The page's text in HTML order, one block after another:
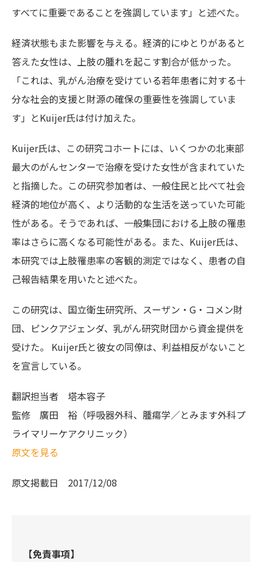
すべてに重要であることを強調しています」と述べた。
経済状態もまた影響を与える。経済的にゆとりがあると
答えた女性は、上肢の腫れを起こす割合が低かった。
「これは、乳がん治療を受けている若年患者に対する十
分な社会的支援と財源の確保の重要性を強調していま
す」とKuijer氏は付け加えた。
Kuijer氏は、この研究コホートには、いくつかの北東部
最大のがんセンターで治療を受けた女性が含まれていた
と指摘した。この研究参加者は、一般住民と比べて社会
経済的地位が高く、より活動的な生活を送っていた可能
性がある。そうであれば、一般集団における上肢の罹患
率はさらに高くなる可能性がある。また、Kuijer氏は、
本研究では上肢罹患率の客観的測定ではなく、患者の自
己報告結果を用いたと述べた。
この研究は、国立衛生研究所、スーザン・G・コメン財
団、ピンクアジェンダ、乳がん研究財団から資金提供を
受けた。 Kuijer氏と彼女の同僚は、利益相反がないこと
を宣言している。
翻訳担当者 塔本容子
監修 廣田 裕（呼吸器外科、腫瘍学／とみます外科プ
ライマリーケアクリニック）
原文を見る
原文掲載日 2017/12/08
【免責事項】